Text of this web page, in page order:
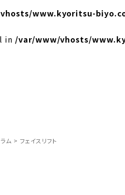
www.kyoritsu-
in /var/www/vhosts/
ム > フェイスリフト